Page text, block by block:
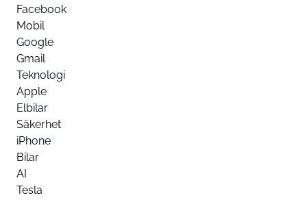
Facebook
Mobil
Google
Gmail
Teknologi
Apple
Elbilar
Säkerhet
iPhone
Bilar
AI
Tesla